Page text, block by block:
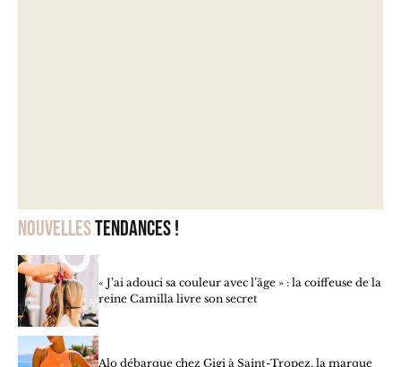
Nouvellestendances !
« J’ai adouci sa couleur avec l’âge » : la coiffeuse de la
reine Camilla livre son secret
Alo débarque chez Gigi à Saint-Tropez, la marque